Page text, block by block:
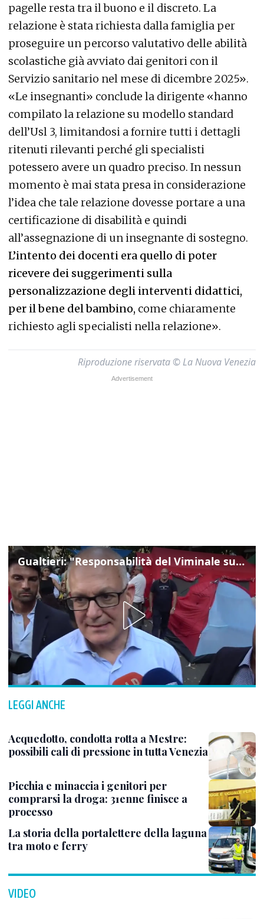
pagelle resta tra il buono e il discreto. La
relazione è stata richiesta dalla famiglia per
proseguire un percorso valutativo delle abilità
scolastiche già avviato dai genitori con il
Servizio sanitario nel mese di dicembre 2025».
«Le insegnanti» conclude la dirigente «hanno
compilato la relazione su modello standard
dell’Usl 3, limitandosi a fornire tutti i dettagli
ritenuti rilevanti perché gli specialisti
potessero avere un quadro preciso. In nessun
momento è mai stata presa in considerazione
l’idea che tale relazione dovesse portare a una
certificazione di disabilità e quindi
all’assegnazione di un insegnante di sostegno.
L’intento dei docenti era quello di poter
ricevere dei suggerimenti sulla
personalizzazione degli interventi didattici,
per il bene del bambino, come chiaramente
richiesto agli specialisti nella relazione».
Riproduzione riservata © La Nuova Venezia
Gualtieri: "Responsabilità del Viminale su Spin Time? La posizione dei partiti è nota"
LEGGI ANCHE
Acquedotto, condotta rotta a Mestre:
possibili cali di pressione in tutta Venezia
Picchia e minaccia i genitori per
comprarsi la droga: 31enne finisce a
processo
La storia della portalettere della laguna
tra moto e ferry
VIDEO